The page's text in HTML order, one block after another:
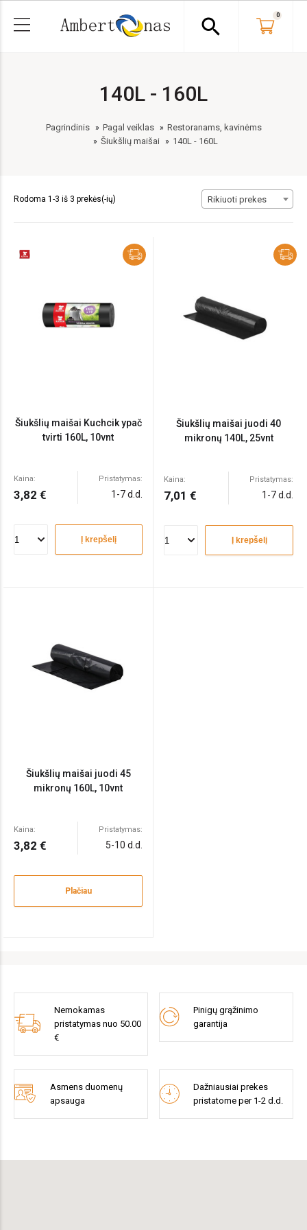
search 0
140L - 160L
Pagrindinis Pagal veiklas
Restoranams, kavinėms
Šiukšlių maišai
140L - 160L
Rodoma 1-3 iš 3 prekės(-ių) Rikiuoti prekes
Šiukšlių maišai Kuchcik ypač
tvirti 160L, 10vnt
Kaina:
3,82 €
Pristatymas:
1-7 d.d.
Į krepšelį
Šiukšlių maišai juodi 40
mikronų 140L, 25vnt
Kaina:
7,01 €
Pristatymas:
1-7 d.d.
Į krepšelį
Šiukšlių maišai juodi 45
mikronų 160L, 10vnt
Kaina:
3,82 €
Pristatymas:
5-10 d.d.
Plačiau
Nemokamas
pristatymas nuo 50.00
€
Pinigų grąžinimo
garantija
Asmens duomenų
apsauga
Dažniausiai prekes
pristatome per 1-2 d.d.